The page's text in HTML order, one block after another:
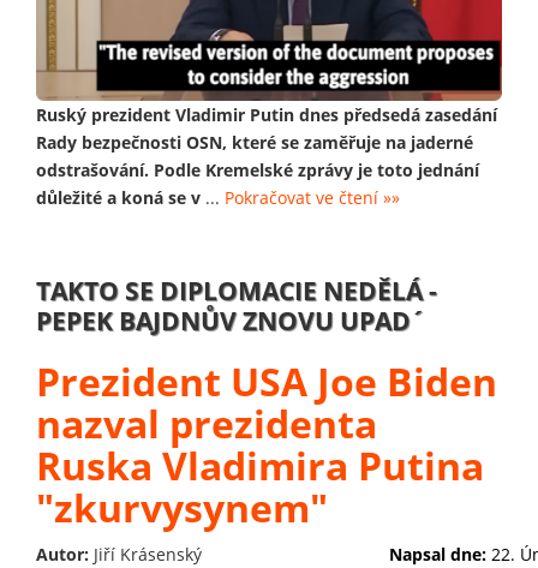
Ruský prezident Vladimir Putin dnes předsedá zasedání
Rady bezpečnosti OSN, které se zaměřuje na jaderné
odstrašování. Podle Kremelské zprávy je toto jednání
důležité a koná se v ... Pokračovat ve čtení »»
TAKTO SE DIPLOMACIE NEDĚLÁ -
PEPEK BAJDNŮV ZNOVU UPAD´
Prezident USA Joe Biden
nazval prezidenta
Ruska Vladimira Putina
"zkurvysynem"
Autor: Jiří Krásenský Napsal dne: 22.